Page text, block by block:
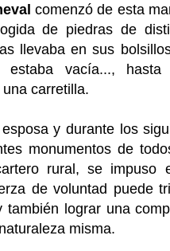
comenzó de esta
de piedras de
llevaba en sus
estaba vacía..., hasta
carretilla.
y durante los
monumentos de
rural, se impuso
de voluntad puede
lograr una
misma.